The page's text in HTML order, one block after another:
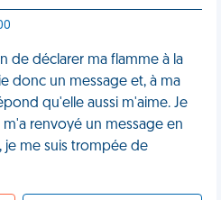
de déclarer ma flamme à la
donc un message et, à ma
qu'elle aussi m'aime. Je
m'a renvoyé un message en
je me suis trompée de